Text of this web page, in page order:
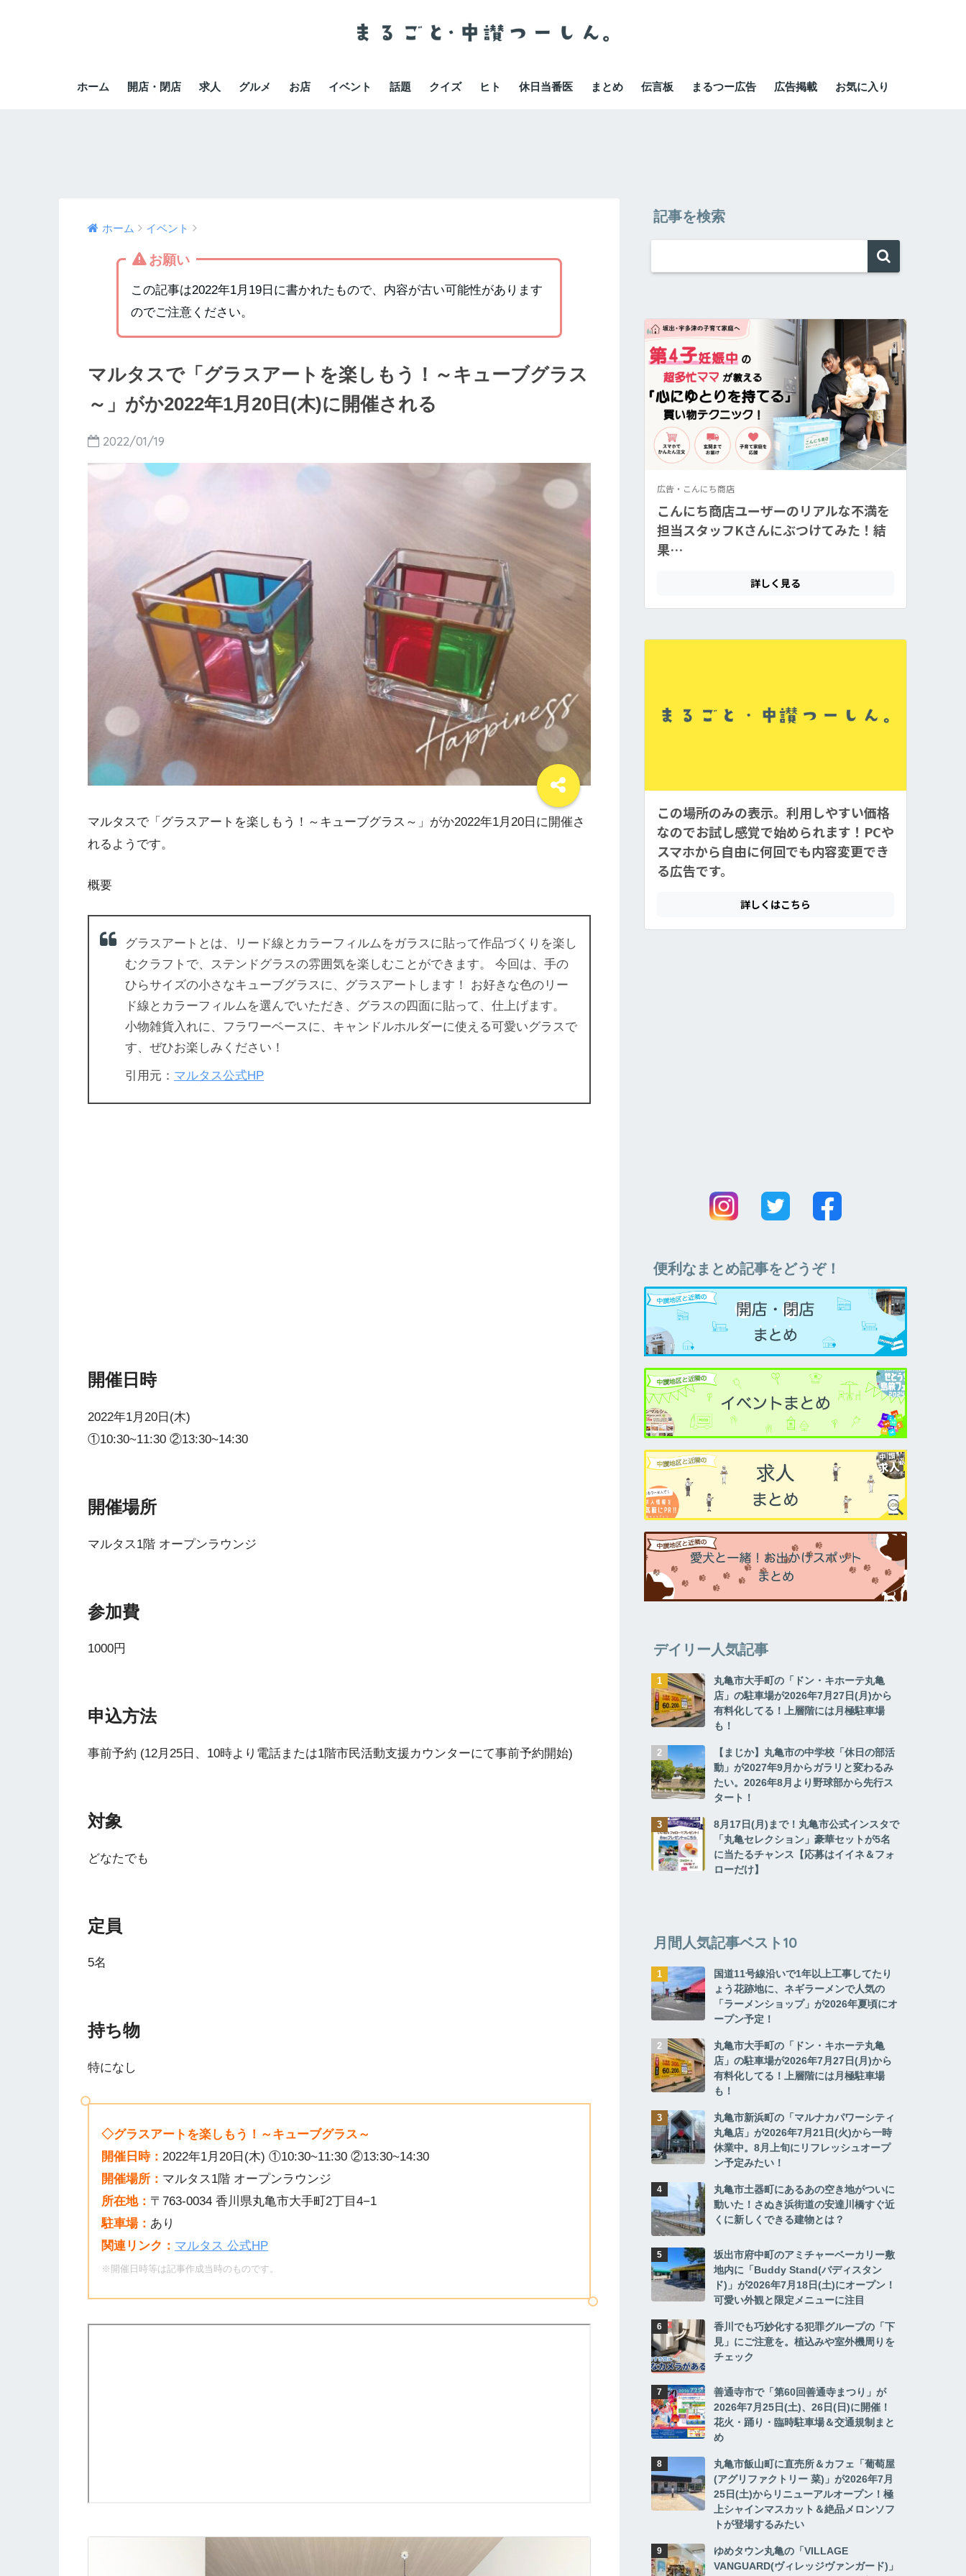
ホーム 開店・閉店 求人 グルメ お店 イベント 話題 クイズ ヒト 休日当番医 まとめ 伝言板 まるつー広告 広告掲載 お気に入り
ホーム イベント
お願い
この記事は2022年1月19日に書かれたもので、内容が古い可能性があります
のでご注意ください。
マルタスで「グラスアートを楽しもう！～キューブグラス
～」がか2022年1月20日(木)に開催される
2022/01/19
マルタスで「グラスアートを楽しもう！～キューブグラス～」がか2022年1月20日に開催さ
れるようです。
概要
グラスアートとは、リード線とカラーフィルムをガラスに貼って作品づくりを楽し
むクラフトで、ステンドグラスの雰囲気を楽しむことができます。 今回は、手の
ひらサイズの小さなキューブグラスに、グラスアートします！ お好きな色のリー
ド線とカラーフィルムを選んでいただき、グラスの四面に貼って、仕上げます。
小物雑貨入れに、フラワーベースに、キャンドルホルダーに使える可愛いグラスで
す、ぜひお楽しみください！
引用元： マルタス公式HP
開催日時
2022年1月20日(木)
①10:30~11:30 ②13:30~14:30
開催場所
マルタス1階 オープンラウンジ
参加費
1000円
申込方法
事前予約 (12月25日、10時より電話または1階市民活動支援カウンターにて事前予約開始)
対象
どなたでも
定員
5名
持ち物
特になし
◇グラスアートを楽しもう！～キューブグラス～
開催日時：2022年1月20日(木) ①10:30~11:30 ②13:30~14:30
開催場所： マルタス1階 オープンラウンジ
所在地： 〒763-0034 香川県丸亀市大手町2丁目4−1
駐車場： あり
関連リンク： マルタス 公式HP
※開催日時等は記事作成当時のものです。
記事を検索
便利なまとめ記事をどうぞ！
デイリー人気記事
丸亀市大手町の「ドン・キホーテ丸亀
店」の駐車場が2026年7月27日(月)から
有料化してる！上層階には月極駐車場
も！
【まじか】丸亀市の中学校「休日の部活
動」が2027年9月からガラリと変わるみ
たい。2026年8月より野球部から先行ス
タート！
8月17日(月)まで！丸亀市公式インスタで
「丸亀セレクション」豪華セットが5名
に当たるチャンス【応募はイイネ＆フォ
ローだけ】
月間人気記事ベスト10
国道11号線沿いで1年以上工事してたり
ょう花跡地に、ネギラーメンで人気の
「ラーメンショップ」が2026年夏頃にオ
ープン予定！
丸亀市大手町の「ドン・キホーテ丸亀
店」の駐車場が2026年7月27日(月)から
有料化してる！上層階には月極駐車場
も！
丸亀市新浜町の「マルナカパワーシティ
丸亀店」が2026年7月21日(火)から一時
休業中。8月上旬にリフレッシュオープ
ン予定みたい！
丸亀市土器町にあるあの空き地がついに
動いた！さぬき浜街道の安達川橋すぐ近
くに新しくできる建物とは？
坂出市府中町のアミチャーベーカリー敷
地内に「Buddy Stand(バディスタン
ド)」が2026年7月18日(土)にオープン！
可愛い外観と限定メニューに注目
香川でも巧妙化する犯罪グループの「下
見」にご注意を。植込みや室外機周りを
チェック
善通寺市で「第60回善通寺まつり」が
2026年7月25日(土)、26日(日)に開催！
花火・踊り・臨時駐車場＆交通規制まと
め
丸亀市飯山町に直売所＆カフェ「葡萄屋
(アグリファクトリー 菜)」が2026年7月
25日(土)からリニューアルオープン！極
上シャインマスカット＆絶品メロンソフ
トが登場するみたい
ゆめタウン丸亀の「VILLAGE
VANGUARD(ヴィレッジヴァンガード)」